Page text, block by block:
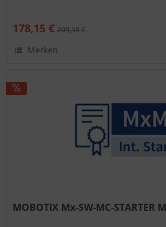
178,15 € 209,58 €
Merken
MOBOTIX Mx-SW-MC-